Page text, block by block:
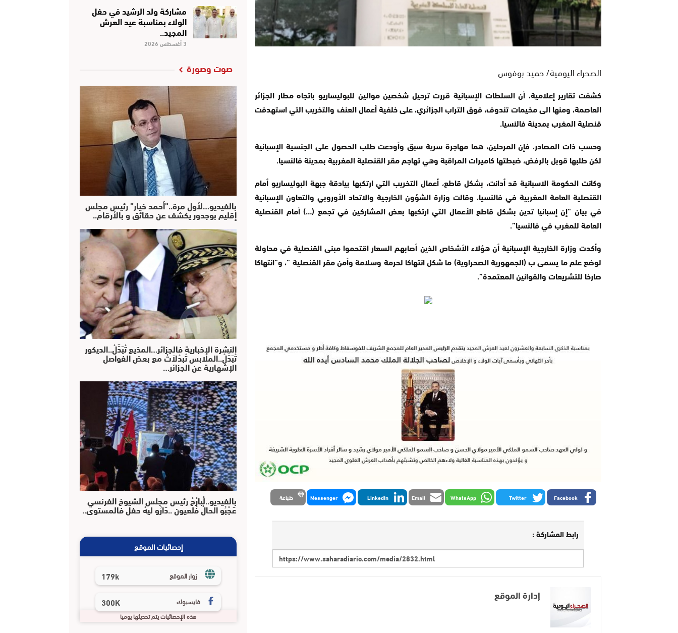
الصحراء اليومية/ حميد بوفوس
كشفت تقارير إعلامية، أن السلطات الإسبانية قررت ترحيل شخصين موالين للبوليساريو باتجاه مطار الجزائر
العاصمة، ومنها الى مخيمات تندوف، فوق التراب الجزائري، على خلفية أعمال العنف والتخريب التي استهدفت
قنصلية المغرب بمدينة فالنسيا.
وحسب ذات المصادر، فإن المرحلين، هما مهاجرة سرية سبق وأودعت طلب الحصول على الجنسية الإسبانية
لكن طلبها قوبل بالرفض، ضبطتها كاميرات المراقبة وهي تهاجم مقر القنصلية المغربية بمدينة فالنسيا.
وكانت الحكومة الاسبانية قد أدانت، بشكل قاطع، أعمال التخريب التي ارتكبها بيادقة جبهة البوليساريو أمام
القنصلية العامة المغربية في فالنسيا، وقالت وزارة الشؤون الخارجية والاتحاد الأوروبي والتعاون الإسبانية
في بيان “إن إسبانيا تدين بشكل قاطع الأعمال التي ارتكبها بعض المشاركين في تجمع (…) أمام القنصلية
العامة للمغرب في فالنسيا”.
وأكدت وزارة الخارجية الإسبانية أن هؤلاء الأشخاص الذين أصابهم السعار اقتحموا مبنى القنصلية في محاولة
لوضع علم ما يسمى ب (الجمهورية الصحراوية) ما شكل انتهاكا لحرمة وسلامة وأمن مقر القنصلية “، و”انتهاكا
صارخا للتشريعات والقوانين المعتمدة”.
Facebook
Twitter
WhatsApp
Email
LinkedIn
Messenger طباعة
رابط المشاركة :
إدارة الموقع
مشاركة ولد الرشيد في حفل
الولاء بمناسبة عيد العرش
المجيد..
3 أغسطس 2026
صوت وصورة
بالفيديو…لأول مرة..”أحمد خيار” رئيس مجلس
إقليم بوجدور يكشف عن حقائق و بالأرقام..
النشرة الإخبارية فالجزائر…المذيع تْبَدَّلْ..الديكور
تْبَدَّلْ..الملابس تْبدْلاَتْ مع بعض الفواصل
الإشهارية عن الجزائر…
بالفيديو..لْبارْحْ رئيس مجلس الشيوخ الفرنسي
عَجْبُو الحالْ فْلعيون ..دَارُو ليهْ حفل فالمستوى..
إحصائيات الموقع
زوار الموقع 179k
فايسبوك 300K
هذه الإحصائيات يتم تحديثها يوميا